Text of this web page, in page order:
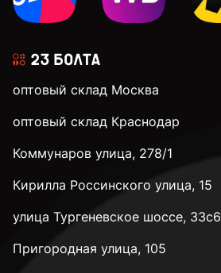
оптовый склад Москва
оптовый склад Краснодар
Коммунаров улица, 278/1
Кирилла Россинского улица, 15
улица Тургеневское шоссе, 33с6
Пригородная улица, 105